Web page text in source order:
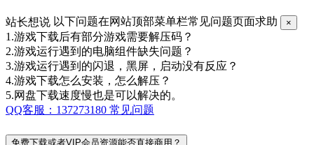
站长想说 以下问题在网站顶部菜单栏常见问题页面求助 ×
1.游戏下载后有部分游戏需要解压码？
2.游戏运行遇到的电脑组件缺失问题？
3.游戏运行遇到的闪退，黑屏，启动没有反应？
4.游戏下载怎么安装，怎么解压？
5.网盘下载速度慢也是可以解决的。
QQ客服：137273180 常见问题
免费下载或者VIP会员资源能否直接商用？